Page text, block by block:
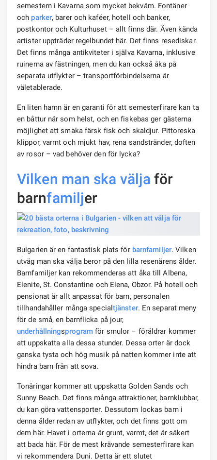
semestern i Kavarna som mycket bekväm. Fontäner
och parker, barer och kaféer, hotell och banker,
postkontor och Kulturhuset – allt finns där. Även kända
artister uppträder regelbundet här. Det finns resediskar.
Det finns många antikviteter i själva Kavarna, inklusive
ruinerna av fästningen, men du kan också åka på
separata utflykter – transportförbindelserna är
väletablerade.
En liten hamn är en garanti för att semesterfirare kan ta
en båttur när som helst, och en fiskebas ger gästerna
möjlighet att smaka färsk fisk och skaldjur. Pittoreska
klippor, varmt och mjukt hav, rena sandstränder, doften
av rosor – vad behöver den för lycka?
Vilken man ska välja för
barnfamiljer
Bulgarien är en fantastisk plats för barnfamiljer. Vilken
utväg man ska välja beror på den lilla resenärens ålder.
Barnfamiljer kan rekommenderas att åka till Albena,
Elenite, St. Constantine och Elena, Obzor. På hotell och
pensionat är allt anpassat för barn, personalen
tillhandahåller många specialtjänster. En separat meny
för de små, en barnflicka på jour,
underhållningsprogram för smulor – föräldrar kommer
att uppskatta alla dessa stunder. Dessa orter är dock
ganska tysta och hög musik på natten kommer inte att
hindra barn från att sova.
Tonåringar kommer att uppskatta Golden Sands och
Sunny Beach. Det finns många attraktioner, barnklubbar,
du kan göra vattensporter. Dessutom lockas barn i
denna ålder redan av utflykter, och det finns gott om
dem här. Havet i orterna är grunt, varmt, det är säkert
att bada här. För de mest krävande semesterfirare kan
vi rekommendera Duni. Detta är ett slutet